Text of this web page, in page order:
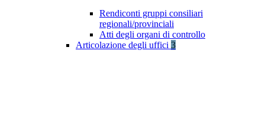
Rendiconti gruppi consiliari
regionali/provinciali
Atti degli organi di controllo
Articolazione degli uffici 3